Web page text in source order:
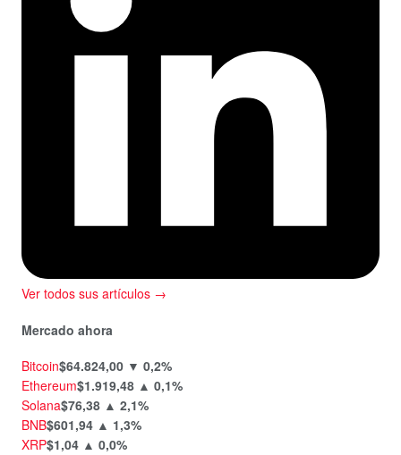
Ver todos sus artículos →
Mercado ahora
Bitcoin$64.824,00 ▼ 0,2%
Ethereum$1.919,48 ▲ 0,1%
Solana$76,38 ▲ 2,1%
BNB$601,94 ▲ 1,3%
XRP$1,04 ▲ 0,0%